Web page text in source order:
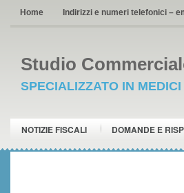
Home Indirizzi e numeri telefonici –
Studio
SPECIALIZZATO IN
NOTIZIE FISCALI DOMANDE E